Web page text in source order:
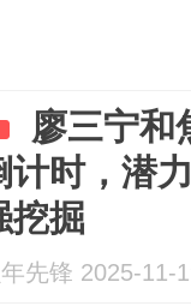
廖三宁和
计时，潜
挖掘
先锋 2025-11-